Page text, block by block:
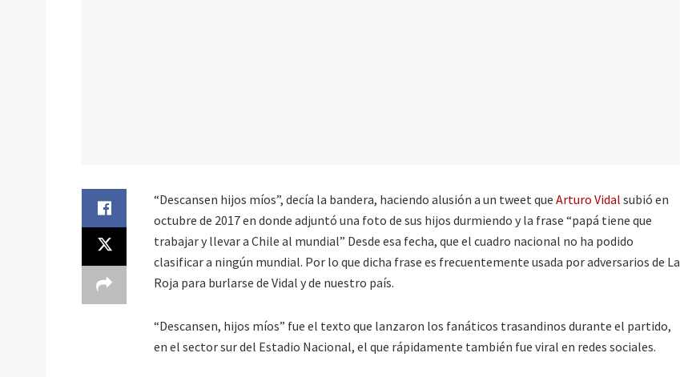
“Descansen hijos míos”, decía la bandera, haciendo alusión a un tweet que Arturo Vidal subió en
octubre de 2017 en donde adjuntó una foto de sus hijos durmiendo y la frase “papá tiene que
trabajar y llevar a Chile al mundial” Desde esa fecha, que el cuadro nacional no ha podido
clasificar a ningún mundial. Por lo que dicha frase es frecuentemente usada por adversarios de La
Roja para burlarse de Vidal y de nuestro país.
“Descansen, hijos míos” fue el texto que lanzaron los fanáticos trasandinos durante el partido,
en el sector sur del Estadio Nacional, el que rápidamente también fue viral en redes sociales.